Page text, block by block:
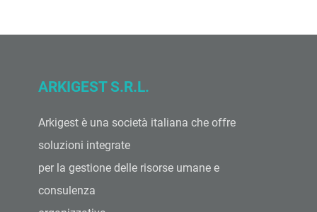
ARKIGEST S.R.L.
Arkigest è una società italiana che offre
soluzioni integrate
per la gestione delle risorse umane e
consulenza